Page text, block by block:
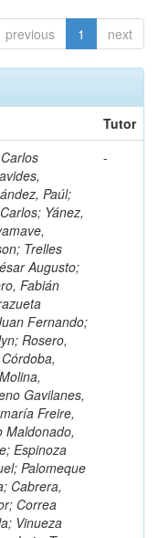
previous 1 next
Tutor
Paúl;
Yánez,
Trelles
Augusto;
Fabián
Fernando;
Rosero,
Gavilanes,
Freire,
Maldonado,
Espinoza
Palomeque
Cabrera,
Correa
Vinueza
-